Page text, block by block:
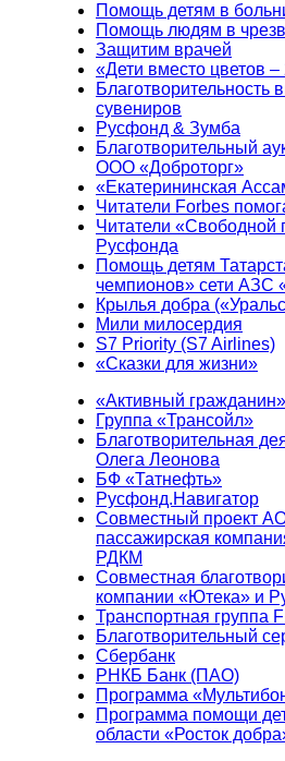
Помощь детям в
Помощь людям в
Защитим врачей
«Дети вместо цветов –
Благотворительность
сувениров
Русфонд & Зумба
Благотворительный
ООО «Доброторг»
«Екатерининская
Читатели Forbes
Читатели «Свободной
Русфонда
Помощь детям
чемпионов» сети АЗС
Крылья добра
Мили милосердия
S7 Priority (S7 Airlines)
«Сказки для жизни»
«Активный
Группа «Трансойл»
Благотворительная
Олега Леонова
БФ «Татнефть»
Русфонд.Навигатор
Совместный проект
пассажирская
РДКМ
Совместная
компании «Ютека» и
Транспортная группа
Благотворительный
Сбербанк
РНКБ Банк (ПАО)
Программа
Программа помощи
области «Росток